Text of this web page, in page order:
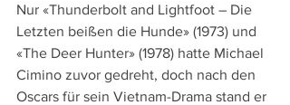
Nur «Thunderbolt and Lightfoot – Die
Letzten beißen die Hunde» (1973) und
«The Deer Hunter» (1978) hatte Michael
Cimino zuvor gedreht, doch nach den
Oscars für sein Vietnam-Drama stand er